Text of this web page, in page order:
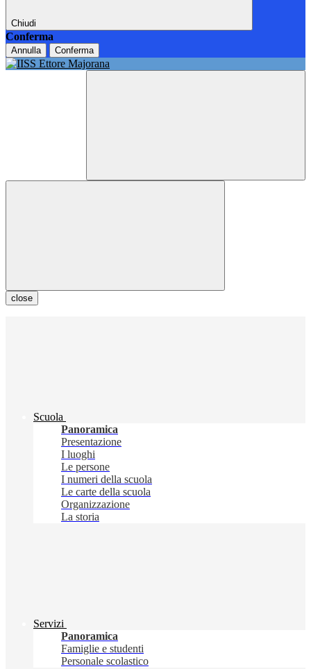
Chiudi
Conferma
Annulla Conferma
close
Scuola
Panoramica
Presentazione
I luoghi
Le persone
I numeri della scuola
Le carte della scuola
Organizzazione
La storia
Servizi
Panoramica
Famiglie e studenti
Personale scolastico